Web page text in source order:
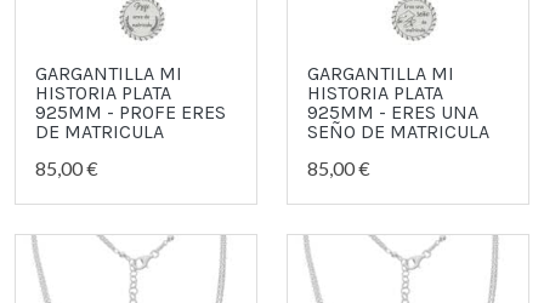
GARGANTILLA MI
HISTORIA PLATA
925MM - PROFE ERES
DE MATRICULA
85,00 €
GARGANTILLA MI
HISTORIA PLATA
925MM - ERES UNA
SEÑO DE MATRICULA
85,00 €